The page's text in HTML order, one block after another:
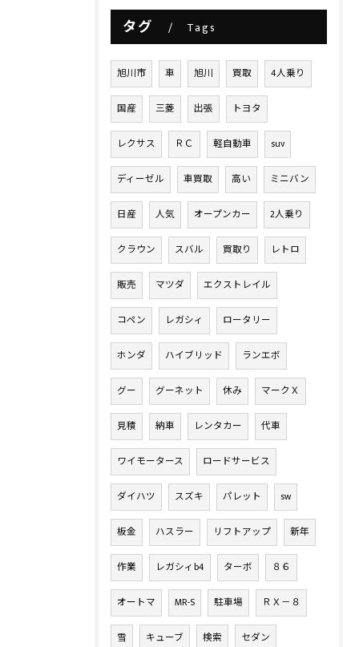
タグ Tags
旭川市 車 旭川 買取 4人乗り
国産 三菱 出張 トヨタ
レクサス ＲＣ 軽自動車 suv
ディーゼル 車買取 高い ミニバン
日産 人気 オープンカー 2人乗り
クラウン スバル 買取り レトロ
販売 マツダ エクストレイル
コペン レガシィ ロータリー
ホンダ ハイブリッド ランエボ
グー グーネット 休み マークＸ
見積 納車 レンタカー 代車
ワイモータース ロードサービス
ダイハツ スズキ パレット sw
板金 ハスラー リフトアップ 新年
作業 レガシィb4 ターボ ８６
オートマ MR-S 駐車場 ＲＸ－８
雪 キューブ 検索 セダン